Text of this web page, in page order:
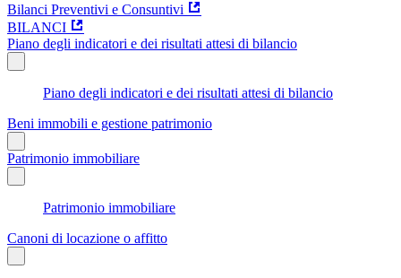
Bilanci Preventivi e Consuntivi
BILANCI
Piano degli indicatori e dei risultati attesi di bilancio
Piano degli indicatori e dei risultati attesi di bilancio
Beni immobili e gestione patrimonio
Patrimonio immobiliare
Patrimonio immobiliare
Canoni di locazione o affitto